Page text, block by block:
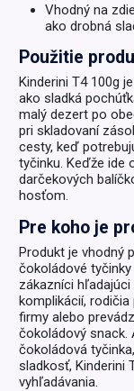
Vhodný na
ako drobná
Použitie
Kinderini T4 100g
ako sladká
malý dezert po
pri skladovaní
cesty, keď
tyčinku. Keďže ide
darčekových
hosťom.
Pre koho je
Produkt je vhodný
čokoládové
zákazníci
komplikácií,
firmy alebo
čokoládový snack.
čokoládová
sladkosť, Kinderini
vyhľadávania.